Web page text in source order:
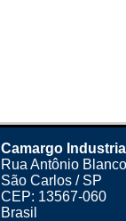
Camargo
Rua Antônio
São Carlos / SP
CEP: 13567-060
Brasil